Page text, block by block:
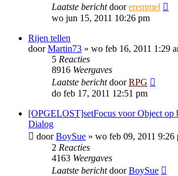
Laatste berichtdooreremmel
wo jun 15, 2011 10:26 pm
Rijen tellen
doorMartin73 » wo feb 16, 2011 1:29
5 Reacties
8916 Weergaves
Laatste berichtdoorRPG
do feb 17, 2011 12:51 pm
[OPGELOST]setFocus voor Object op
Dialog
doorBoySue » wo feb 09, 2011 9:26
2 Reacties
4163 Weergaves
Laatste berichtdoorBoySue